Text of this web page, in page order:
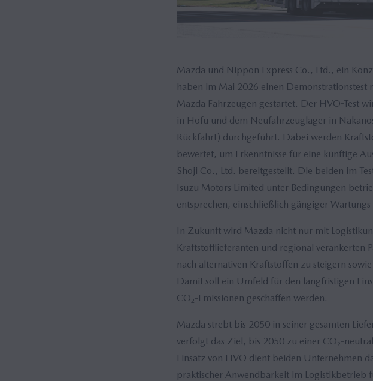
Mazda und Nippon Express Co., Ltd., ein
haben im Mai 2026 einen Demonstrationstest
Mazda Fahrzeugen gestartet. Der HVO-Test
in Hofu und dem Neufahrzeuglager in
Rückfahrt) durchgeführt. Dabei werden
bewertet, um Erkenntnisse für eine künftige
Shoji Co., Ltd. bereitgestellt. Die beiden im
Isuzu Motors Limited unter Bedingungen
entsprechen, einschließlich gängiger
In Zukunft wird Mazda nicht nur mit
Kraftstofflieferanten und regional verankerten
nach alternativen Kraftstoffen zu steigern
Damit soll ein Umfeld für den langfristigen
CO₂-Emissionen geschaffen werden.
Mazda strebt bis 2050 in seiner gesamten
verfolgt das Ziel, bis 2050 zu einer CO₂-
Einsatz von HVO dient beiden Unternehmen
praktischer Anwendbarkeit im Logistikbetrieb